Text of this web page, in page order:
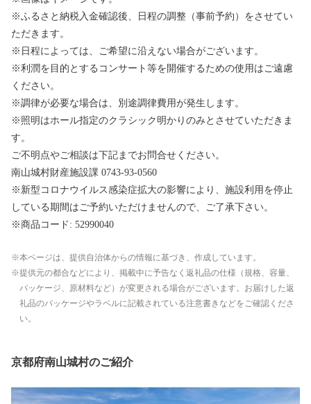
※ふるさと納税入金確認後、日程の調整（事前予約）をさせてい
ただきます。
※日程によっては、ご希望に沿えない場合がございます。
※利潤を目的とするコンサート等を開催するための使用はご遠慮
ください。
※調律が必要な場合は、別途調律費用が発生します。
※照明はホール指定のクラシック明かりのみとさせていただきま
す。
ご不明点やご相談は下記までお問合せください。
南山城村財産施設課 0743-93-0560
※新型コロナウイルス感染症拡大の影響により、施設利用を停止
している期間はご予約いただけませんので、ご了承下さい。
※商品コード: 52990040
本ページは、提供自治体からの情報に基づき、作成しています。
提供元の都合などにより、掲載中に予告なく返礼品の仕様（規格、容量、
パッケージ、原材料など）が変更される場合がございます。お届けした返
礼品のパッケージやラベルに記載されている注意書きなどをご確認くださ
い。
京都府南山城村のご紹介